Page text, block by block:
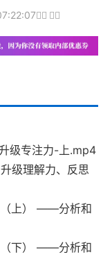
级专注力-上.mp4
级理解力、反思
（上） ——分析和
（下） ——分析和